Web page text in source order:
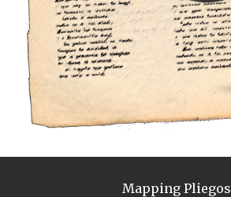
Mapping Pliegos